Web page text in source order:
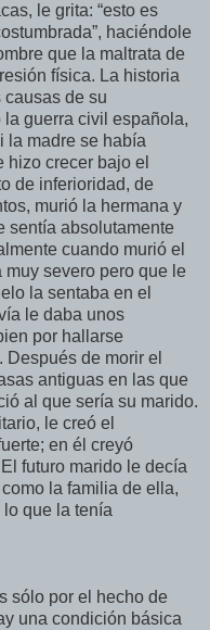
le grita: “esto es
haciéndole
que la maltrata de
física. La historia
causas de su
guerra civil española,
la madre se había
hizo crecer bajo el
de inferioridad, de
murió la hermana y
sentía absolutamente
cuando murió el
severo pero que le
la sentaba en el
le daba unos
por hallarse
de morir el
antiguas en las que
al que sería su marido.
le creó el
en él creyó
futuro marido le decía
la familia de ella,
que la tenía
sólo por el hecho de
una condición básica